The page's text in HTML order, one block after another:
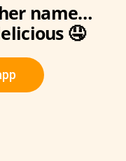
name…
🤤